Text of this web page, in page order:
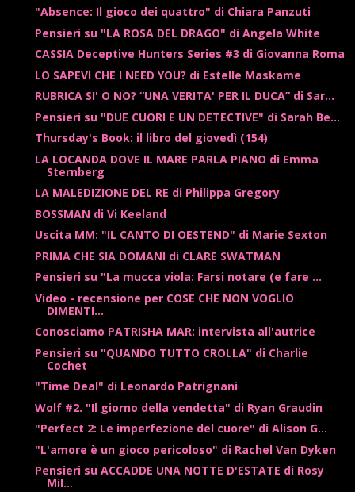
"Absence: Il gioco dei quattro" di Chiara Panzuti
Pensieri su "LA ROSA DEL DRAGO" di Angela White
CASSIA Deceptive Hunters Series #3 di Giovanna Roma
LO SAPEVI CHE I NEED YOU? di Estelle Maskame
RUBRICA SI' O NO? “UNA VERITA' PER IL DUCA” di Sar...
Pensieri su "DUE CUORI E UN DETECTIVE" di Sarah Be...
Thursday's Book: il libro del giovedì (154)
LA LOCANDA DOVE IL MARE PARLA PIANO di Emma
Sternberg
LA MALEDIZIONE DEL RE di Philippa Gregory
BOSSMAN di Vi Keeland
Uscita MM: "IL CANTO DI OESTEND" di Marie Sexton
PRIMA CHE SIA DOMANI di CLARE SWATMAN
Pensieri su "La mucca viola: Farsi notare (e fare ...
Video - recensione per COSE CHE NON VOGLIO
DIMENTI...
Conosciamo PATRISHA MAR: intervista all'autrice
Pensieri su "QUANDO TUTTO CROLLA" di Charlie
Cochet
"Time Deal" di Leonardo Patrignani
Wolf #2. "Il giorno della vendetta" di Ryan Graudin
"Perfect 2: Le imperfezione del cuore" di Alison G...
"L'amore è un gioco pericoloso" di Rachel Van Dyken
Pensieri su ACCADDE UNA NOTTE D'ESTATE di Rosy
Mil...